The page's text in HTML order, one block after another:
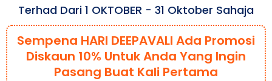
Terhad Dari 1 OKTOBER - 31 Oktober Sahaja
Sempena HARI DEEPAVALI Ada Promosi
Diskaun 10% Untuk Anda Yang Ingin
Pasang Buat Kali Pertama